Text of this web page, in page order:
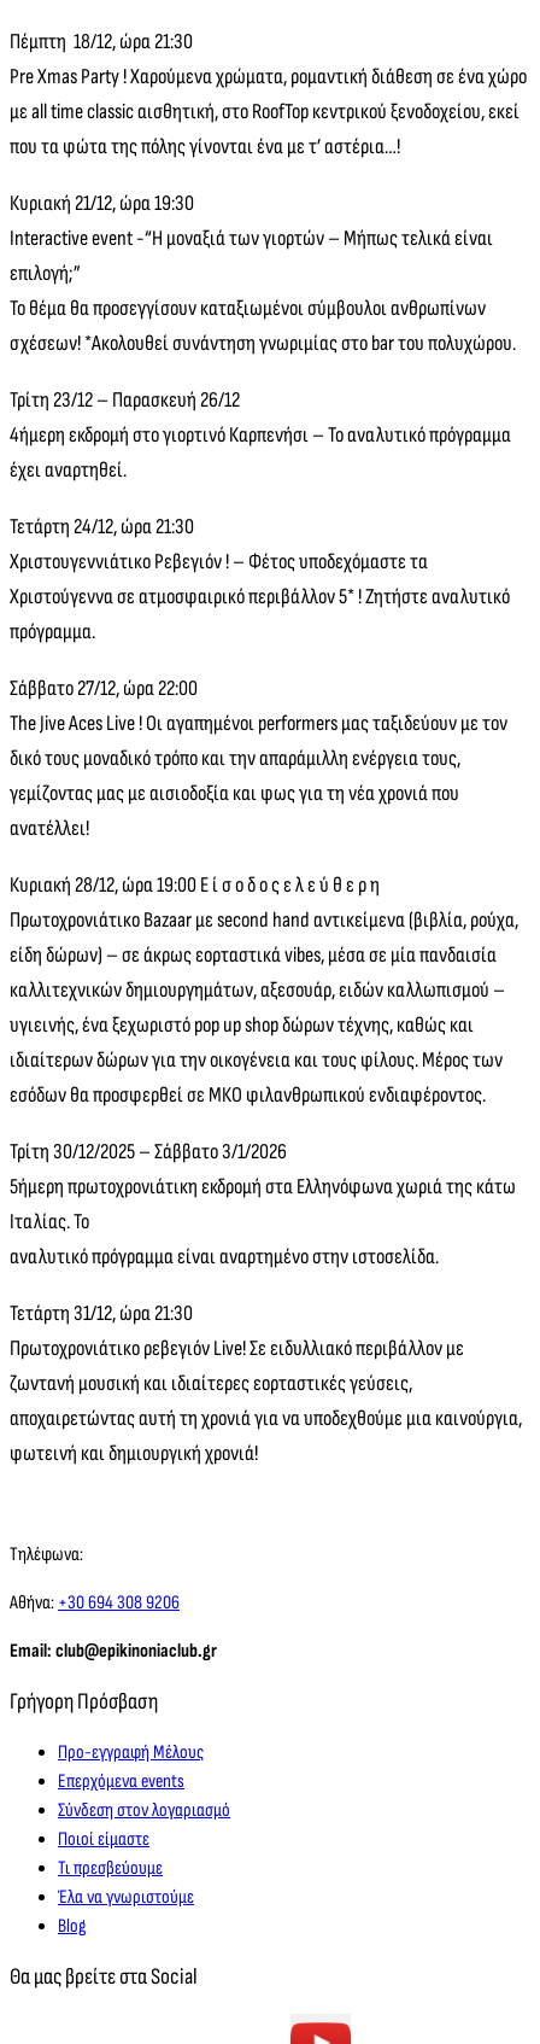
Πέμπτη 18/12, ώρα 21:30
Pre Xmas Party ! Χαρούμενα χρώματα, ρομαντική διάθεση σε ένα χώρο
με all time classic αισθητική, στο RoofTop κεντρικού ξενοδοχείου, εκεί
που τα φώτα της πόλης γίνονται ένα με τ’ αστέρια…!
Κυριακή 21/12, ώρα 19:30
Interactive event -“H μοναξιά των γιορτών – Μήπως τελικά είναι
επιλογή;”
Το θέμα θα προσεγγίσουν καταξιωμένοι σύμβουλοι ανθρωπίνων
σχέσεων! *Ακολουθεί συνάντηση γνωριμίας στο bar του πολυχώρου.
Τρίτη 23/12 – Παρασκευή 26/12
4ήμερη εκδρομή στο γιορτινό Καρπενήσι – Το αναλυτικό πρόγραμμα
έχει αναρτηθεί.
Τετάρτη 24/12, ώρα 21:30
Χριστουγεννιάτικο Ρεβεγιόν ! – Φέτος υποδεχόμαστε τα
Χριστούγεννα σε ατμοσφαιρικό περιβάλλον 5* ! Ζητήστε αναλυτικό
πρόγραμμα.
Σάββατο 27/12, ώρα 22:00
The Jive Aces Live ! Οι αγαπημένοι performers μας ταξιδεύουν με τον
δικό τους μοναδικό τρόπο και την απαράμιλλη ενέργεια τους,
γεμίζοντας μας με αισιοδοξία και φως για τη νέα χρονιά που
ανατέλλει!
Κυριακή 28/12, ώρα 19:00 Ε ί σ ο δ ο ς ε λ ε ύ θ ε ρ η
Πρωτοχρονιάτικο Bazaar με second hand αντικείμενα (βιβλία, ρούχα,
είδη δώρων) – σε άκρως εορταστικά vibes, μέσα σε μία πανδαισία
καλλιτεχνικών δημιουργημάτων, αξεσουάρ, ειδών καλλωπισμού –
υγιεινής, ένα ξεχωριστό pop up shop δώρων τέχνης, καθώς και
ιδιαίτερων δώρων για την οικογένεια και τους φίλους. Μέρος των
εσόδων θα προσφερθεί σε ΜΚΟ φιλανθρωπικού ενδιαφέροντος.
Τρίτη 30/12/2025 – Σάββατο 3/1/2026
5ήμερη πρωτοχρονιάτικη εκδρομή στα Ελληνόφωνα χωριά της κάτω
Ιταλίας. Το
αναλυτικό πρόγραμμα είναι αναρτημένο στην ιστοσελίδα.
Τετάρτη 31/12, ώρα 21:30
Πρωτοχρονιάτικο ρεβεγιόν Live! Σε ειδυλλιακό περιβάλλον με
ζωντανή μουσική και ιδιαίτερες εορταστικές γεύσεις,
αποχαιρετώντας αυτή τη χρονιά για να υποδεχθούμε μια καινούργια,
φωτεινή και δημιουργική χρονιά!
Τηλέφωνα:
Αθήνα: +30 694 308 9206
Email: club@epikinoniaclub.gr
Γρήγορη Πρόσβαση
Προ-εγγραφή Μέλους
Επερχόμενα events
Σύνδεση στον λογαριασμό
Ποιοί είμαστε
Τι πρεσβεύουμε
Έλα να γνωριστούμε
Blog
Θα μας βρείτε στα Social